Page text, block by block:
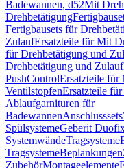
Badewannen, d52Mit
Drehbetätigung
Fertigbausets für
ZulaufErsatzteile für Mit
für Drehbetätigung und
Drehbetätigung und Zulauf
PushControlErsatzteile für
VentilstopfenErsatzteile
Ablaufgarnituren für
BadewannenAnschlusssets
SpülsystemeGeberit
SystemwändeTragsysteme
TragsystemeBeplankungen
ZubehörMontageelemente